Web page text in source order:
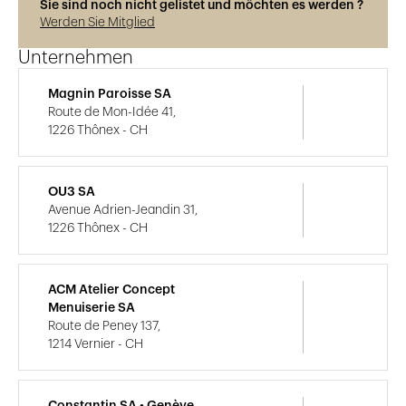
Sie sind noch nicht gelistet und möchten es werden ?
Werden Sie Mitglied
Unternehmen
Magnin Paroisse SA
Route de Mon-Idée 41,
1226 Thônex - CH
OU3 SA
Avenue Adrien-Jeandin 31,
1226 Thônex - CH
ACM Atelier Concept
Menuiserie SA
Route de Peney 137,
1214 Vernier - CH